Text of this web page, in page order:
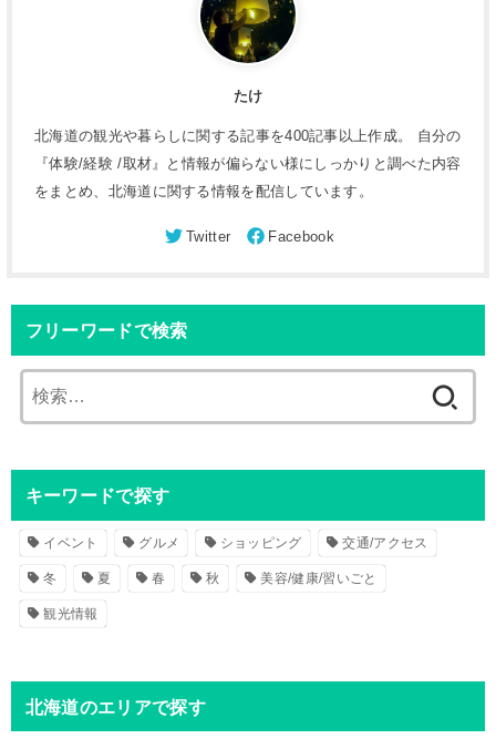
たけ
北海道の観光や暮らしに関する記事を400記事以上作成。 自分の
『体験/経験 /取材』と情報が偏らない様にしっかりと調べた内容
をまとめ、北海道に関する情報を配信しています。
フリーワードで検索
索
キーワードで探す
イベント グルメ ショッピング 交通/アクセス
冬 夏 春 秋 美容/健康/習いごと
観光情報
北海道のエリアで探す